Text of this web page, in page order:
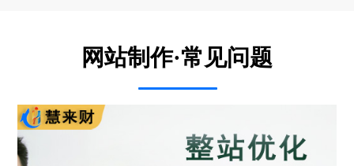
网站制作·常见问题